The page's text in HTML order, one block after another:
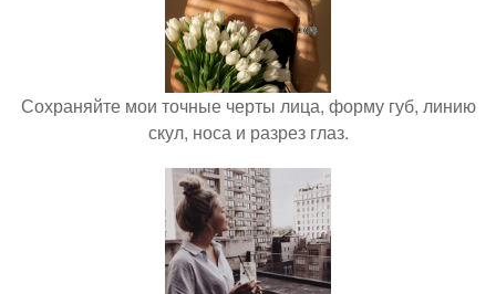
Сохраняйте мои точные черты лица, форму губ, линию
скул, носа и разрез глаз.